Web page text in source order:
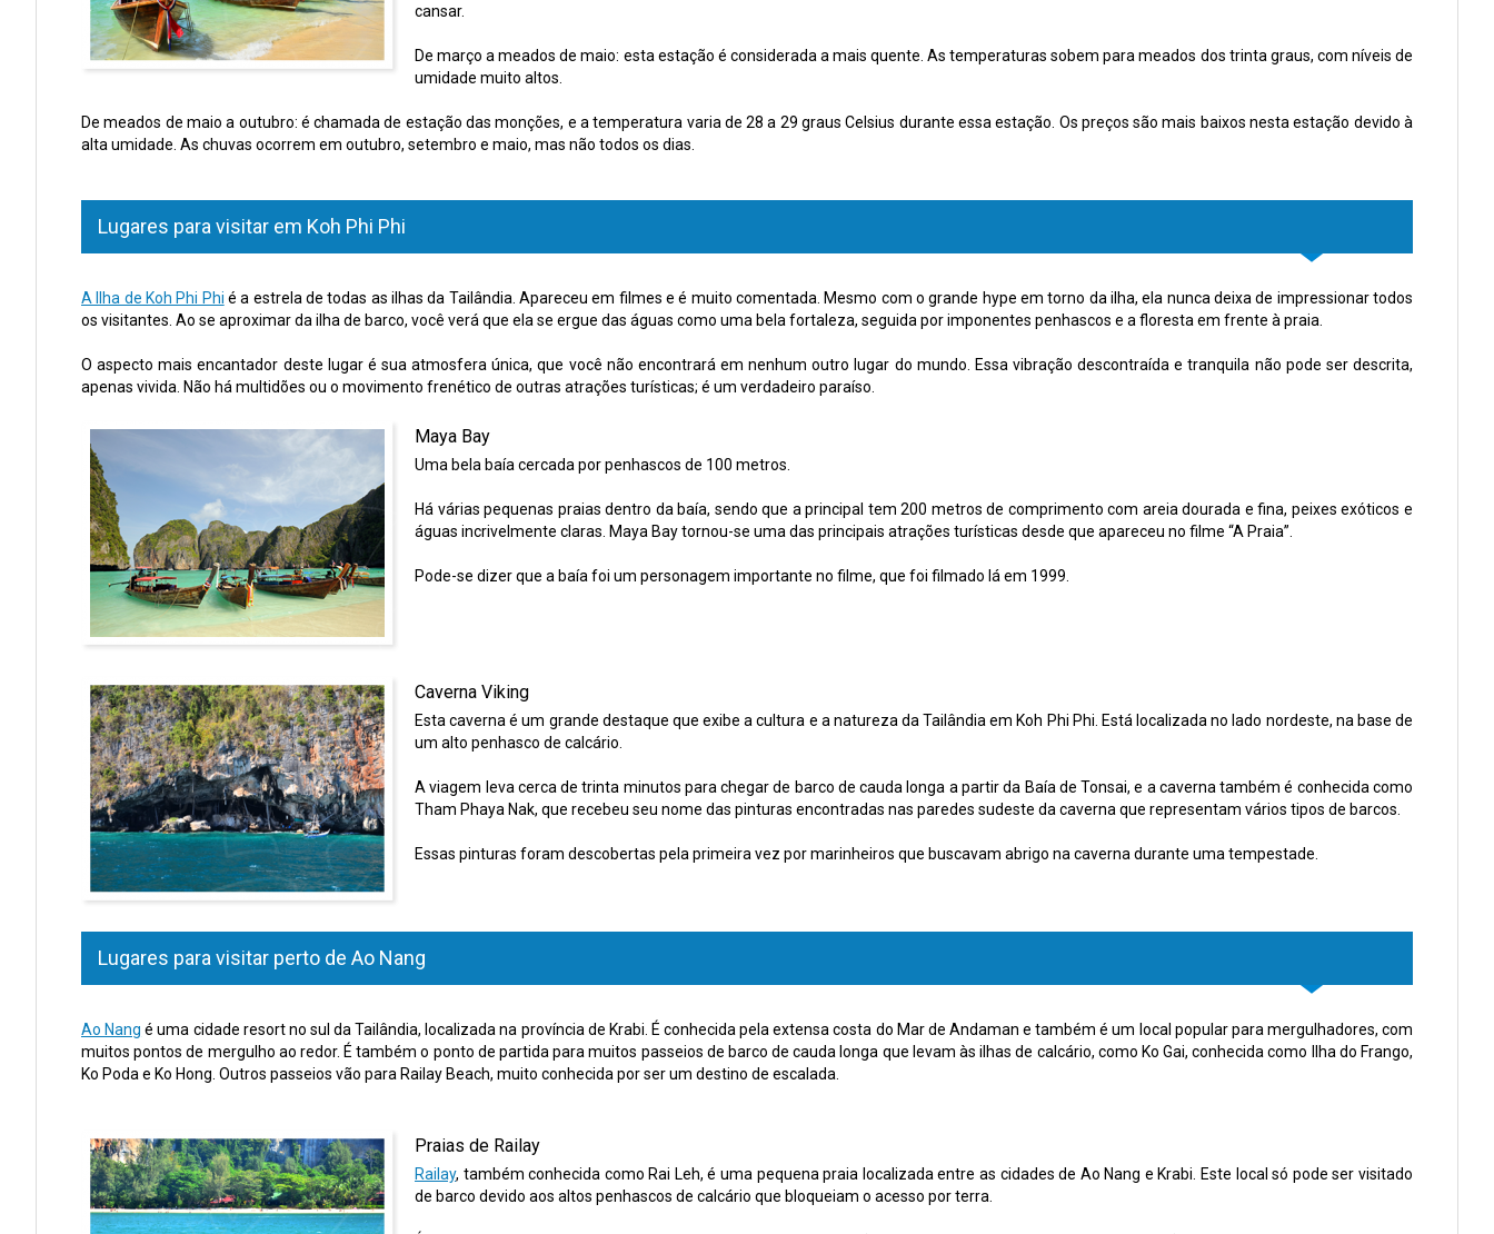
cansar.
De março a meados de maio: esta estação é considerada a mais quente. As temperaturas sobem para meados dos trinta graus, com níveis de
umidade muito altos.
De meados de maio a outubro: é chamada de estação das monções, e a temperatura varia de 28 a 29 graus Celsius durante essa estação. Os preços são mais baixos nesta estação devido à
alta umidade. As chuvas ocorrem em outubro, setembro e maio, mas não todos os dias.
Lugares para visitar em Koh Phi Phi
A Ilha de Koh Phi Phi é a estrela de todas as ilhas da Tailândia. Apareceu em filmes e é muito comentada. Mesmo com o grande hype em torno da ilha, ela nunca deixa de impressionar todos
os visitantes. Ao se aproximar da ilha de barco, você verá que ela se ergue das águas como uma bela fortaleza, seguida por imponentes penhascos e a floresta em frente à praia.
O aspecto mais encantador deste lugar é sua atmosfera única, que você não encontrará em nenhum outro lugar do mundo. Essa vibração descontraída e tranquila não pode ser descrita,
apenas vivida. Não há multidões ou o movimento frenético de outras atrações turísticas; é um verdadeiro paraíso.
Maya Bay
Uma bela baía cercada por penhascos de 100 metros.
Há várias pequenas praias dentro da baía, sendo que a principal tem 200 metros de comprimento com areia dourada e fina, peixes exóticos e
águas incrivelmente claras. Maya Bay tornou-se uma das principais atrações turísticas desde que apareceu no filme “A Praia”.
Pode-se dizer que a baía foi um personagem importante no filme, que foi filmado lá em 1999.
Caverna Viking
Esta caverna é um grande destaque que exibe a cultura e a natureza da Tailândia em Koh Phi Phi. Está localizada no lado nordeste, na base de
um alto penhasco de calcário.
A viagem leva cerca de trinta minutos para chegar de barco de cauda longa a partir da Baía de Tonsai, e a caverna também é conhecida como
Tham Phaya Nak, que recebeu seu nome das pinturas encontradas nas paredes sudeste da caverna que representam vários tipos de barcos.
Essas pinturas foram descobertas pela primeira vez por marinheiros que buscavam abrigo na caverna durante uma tempestade.
Lugares para visitar perto de Ao Nang
Ao Nang é uma cidade resort no sul da Tailândia, localizada na província de Krabi. É conhecida pela extensa costa do Mar de Andaman e também é um local popular para mergulhadores, com
muitos pontos de mergulho ao redor. É também o ponto de partida para muitos passeios de barco de cauda longa que levam às ilhas de calcário, como Ko Gai, conhecida como Ilha do Frango,
Ko Poda e Ko Hong. Outros passeios vão para Railay Beach, muito conhecida por ser um destino de escalada.
Praias de Railay
Railay, também conhecida como Rai Leh, é uma pequena praia localizada entre as cidades de Ao Nang e Krabi. Este local só pode ser visitado
de barco devido aos altos penhascos de calcário que bloqueiam o acesso por terra.